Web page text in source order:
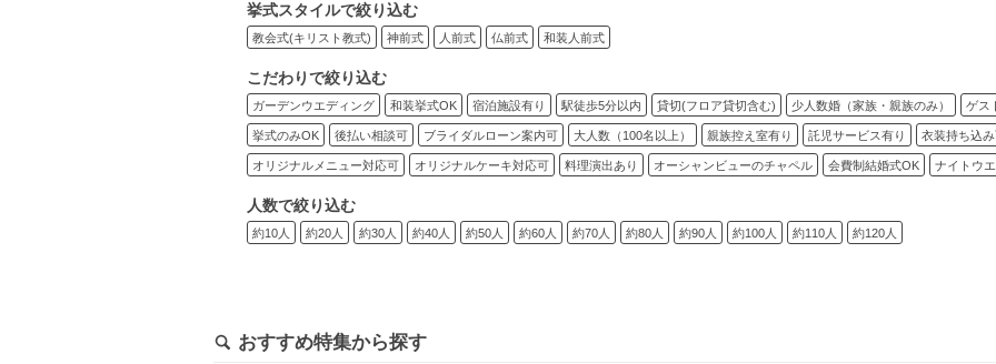
挙式スタイルで絞り込む
教会式(キリスト教式) 神前式 人前式 仏前式 和装人前式
こだわりで絞り込む
ガーデンウエディング 和装挙式OK 宿泊施設有り 駅徒歩5分以内 貸切(フロア貸切含む) 少人数婚（家族・親族のみ） ゲス
挙式のみOK 後払い相談可 ブライダルローン案内可 大人数（100名以上） 親族控え室有り 託児サービス有り 衣装持ち込
オリジナルメニュー対応可 オリジナルケーキ対応可 料理演出あり オーシャンビューのチャペル 会費制結婚式OK ナイトウ
人数で絞り込む
約10人 約20人 約30人 約40人 約50人 約60人 約70人 約80人 約90人 約100人 約110人 約120人
おすすめ特集から探す